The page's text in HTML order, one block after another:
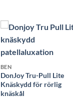
BEN
DonJoy Tru-Pull Lite
Knäskydd för rörlig
knäskål